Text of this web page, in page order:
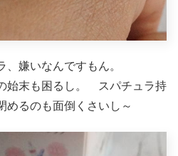
嫌いなんですもん。
始末も困るし。 スパチュラ持
めるのも面倒くさいし～